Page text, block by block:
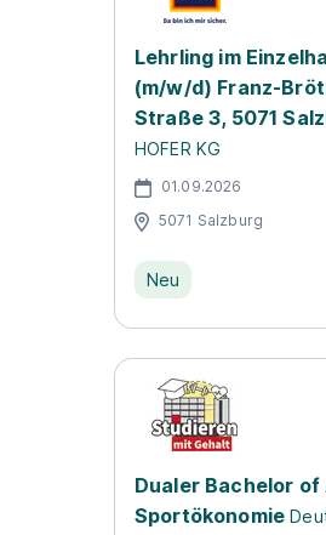
Lehrling im
(m/w/d) Franz-
Straße 3, 5071
HOFER KG
01.09.2026
5071 Salzburg
Neu
Dualer Bachelor
Sportökonomie